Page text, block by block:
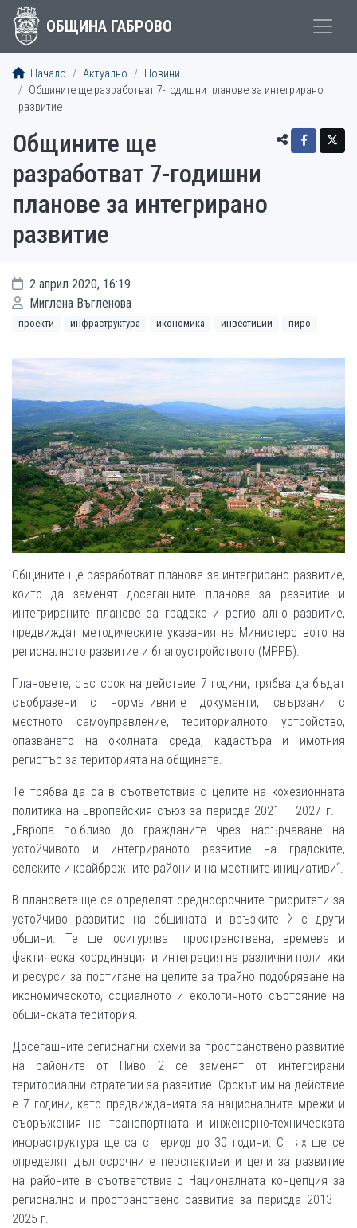
ОБЩИНА ГАБРОВО
Начало Актуално
Новини
Общините ще разработват 7-годишни планове за интегрирано
развитие
Общините ще
разработват 7-годишни
планове за интегрирано
развитие
2 април 2020, 16:19
Миглена Въгленова
проекти инфраструктура икономика инвестиции пиро
Общините ще разработват планове за интегрирано развитие,
които да заменят досегашните планове за развитие и
интегрираните планове за градско и регионално развитие,
предвиждат методическите указания на Министерството на
регионалното развитие и благоустройството (МРРБ).
Плановете, със срок на действие 7 години, трябва да бъдат
съобразени с нормативните документи, свързани с
местното самоуправление, териториалното устройство,
опазването на околната среда, кадастъра и имотния
регистър за територията на общината.
Те трябва да са в съответствие с целите на кохезионната
политика на Европейския съюз за периода 2021 – 2027 г. –
„Европа по-близо до гражданите чрез насърчаване на
устойчивото и интегрираното развитие на градските,
селските и крайбрежните райони и на местните инициативи“.
В плановете ще се определят средносрочните приоритети за
устойчиво развитие на общината и връзките ѝ с други
общини. Те ще осигуряват пространствена, времева и
фактическа координация и интеграция на различни политики
и ресурси за постигане на целите за трайно подобряване на
икономическото, социалното и екологичното състояние на
общинската територия.
Досегашните регионални схеми за пространствено развитие
на районите от Ниво 2 се заменят от интегрирани
териториални стратегии за развитие. Срокът им на действие
е 7 години, като предвижданията за националните мрежи и
съоръжения на транспортната и инженерно-техническата
инфраструктура ще са с период до 30 години. С тях ще се
определят дългосрочните перспективи и цели за развитие
на районите в съответствие с Националната концепция за
регионално и пространствено развитие за периода 2013 –
2025 г.